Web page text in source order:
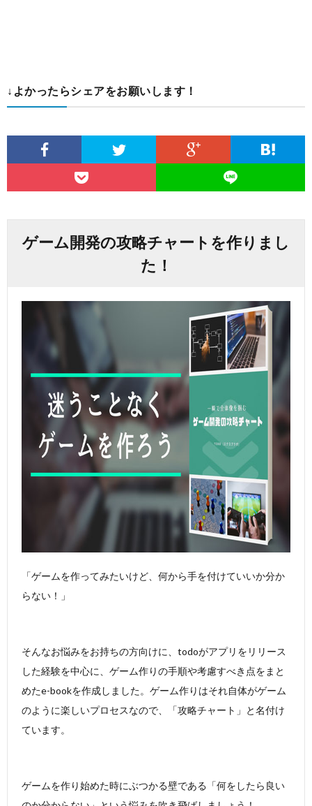
↓よかったらシェアをお願いします！
ゲーム開発の攻略チャートを作りまし
た！
「ゲームを作ってみたいけど、何から手を付けていいか分か
らない！」
そんなお悩みをお持ちの方向けに、todoがアプリをリリース
した経験を中心に、ゲーム作りの手順や考慮すべき点をまと
めたe-bookを作成しました。ゲーム作りはそれ自体がゲーム
のように楽しいプロセスなので、「攻略チャート」と名付け
ています。
ゲームを作り始めた時にぶつかる壁である「何をしたら良い